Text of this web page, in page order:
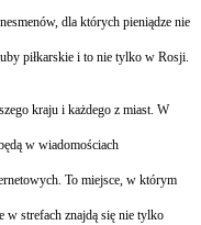
dla których pieniądze nie
piłkarskie i to nie tylko w Rosji.
kraju i każdego z miast. W
w wiadomościach
To miejsce, w którym
w strefach znajdą się nie tylko